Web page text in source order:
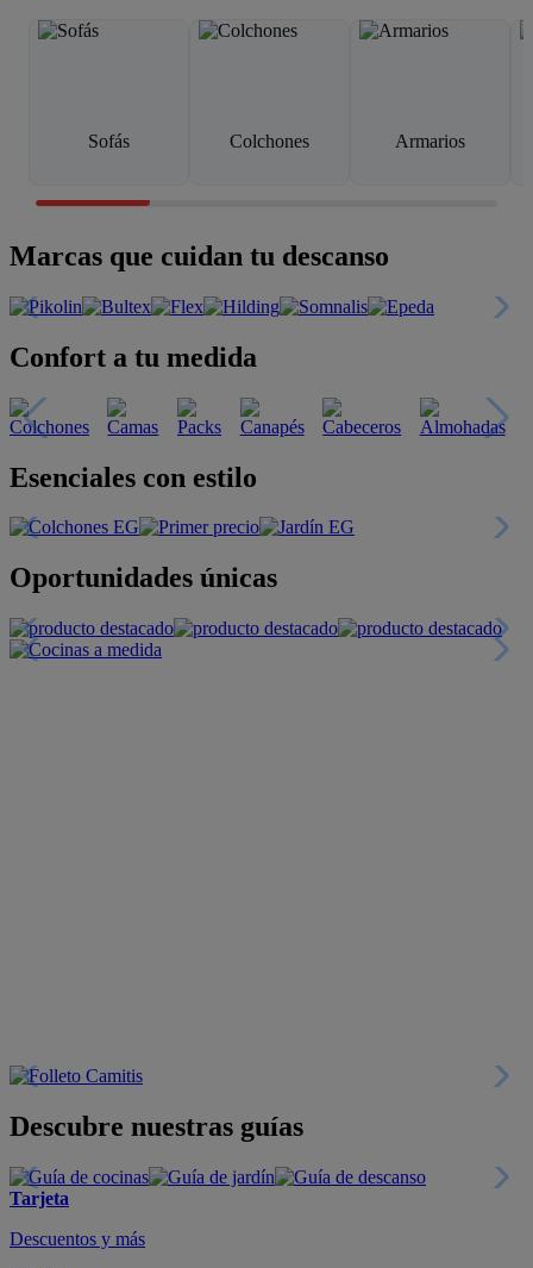
Sofás Colchones Armarios
Marcas que cuidan tu descanso
Confort a tu medida
Esenciales con estilo
Oportunidades únicas
Descubre nuestras guías
Tarjeta
Descuentos y más